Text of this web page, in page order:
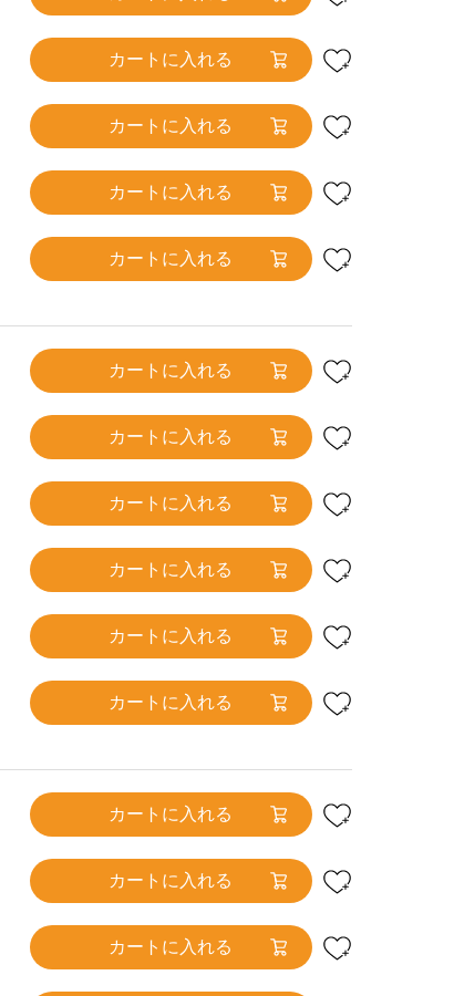
カートに入れる
カートに入れる
カートに入れる
カートに入れる
カートに入れる
カートに入れる
カートに入れる
カートに入れる
カートに入れる
カートに入れる
カートに入れる
カートに入れる
カートに入れる